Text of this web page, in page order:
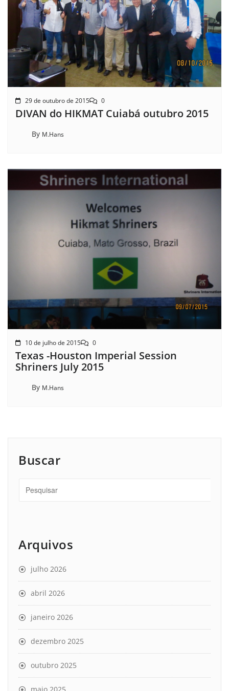
29 de outubro de 2015 0
DIVAN do HIKMAT Cuiabá outubro 2015
By M.Hans
10 de julho de 2015 0
Texas -Houston Imperial Session
Shriners July 2015
By M.Hans
Buscar
Arquivos
julho 2026
abril 2026
janeiro 2026
dezembro 2025
outubro 2025